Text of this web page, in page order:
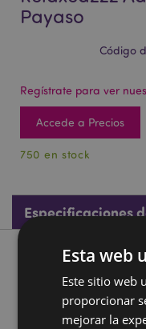
Payaso
Código
Regístrate para ver
Accede a Precios
750 en stock
Especificaciones
Descripción de
Almohada de Viaje
Finley el Pez Payaso
Esta web
Este sitio web
proporcionar
mejorar la